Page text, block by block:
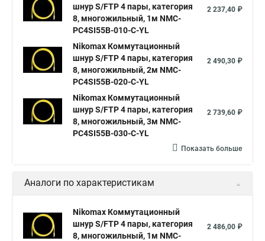
шнур S/FTP 4 пары, категория
8, многожильный, 1м NMC-
PC4SI55B-010-C-YL
2 237,40 ₽
Nikomax Коммутационный
шнур S/FTP 4 пары, категория
8, многожильный, 2м NMC-
PC4SI55B-020-C-YL
2 490,30 ₽
Nikomax Коммутационный
шнур S/FTP 4 пары, категория
8, многожильный, 3м NMC-
PC4SI55B-030-C-YL
2 739,60 ₽
Показать больше
Аналоги по характеристикам
Nikomax Коммутационный
шнур S/FTP 4 пары, категория
8, многожильный, 1м NMC-
2 486,00 ₽